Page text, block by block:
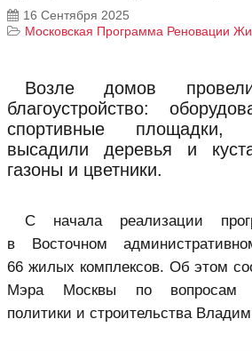
16 Сентября 2025
Московская Программа Реновации
Возле домов
благоустройство:
спортивные площадки,
высадили деревья и
газоны и цветники.
С начала реализации
в Восточном
66 жилых комплексов. Об этом
Мэра Москвы по вопросам
политики и строительства